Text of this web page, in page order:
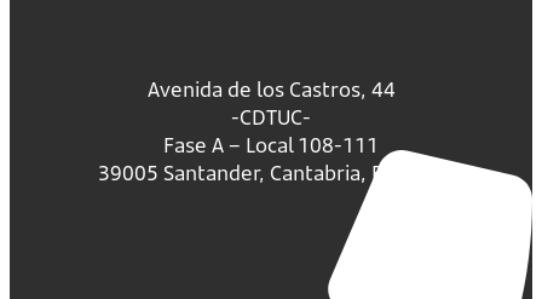
Avenida de los Castros, 44
-CDTUC-
Fase A – Local 108-111
39005 Santander, Cantabria, España.